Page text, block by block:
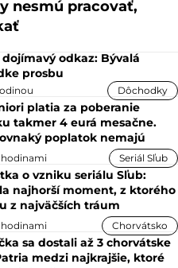
nesmú pracovať,
odkaz: Bývalá
prosbu
Dôchodky
platia za poberanie
takmer 4 eurá mesačne.
poplatok nemajú
hodinami Seriál Sľub
o vzniku seriálu Sľub:
najhorší moment, z ktorého
z najväčších tráum
hodinami Chorvátsko
sa dostali až 3 chorvátske
medzi najkrajšie, ktoré